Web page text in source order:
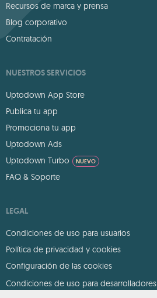
Recursos de marca y prensa
Blog corporativo
Contratación
NUESTROS SERVICIOS
Uptodown App Store
Publica tu app
Promociona tu app
Uptodown Ads
Uptodown Turbo
NUEVO
FAQ & Soporte
LEGAL
Condiciones de uso para usuarios
Política de privacidad y cookies
Configuración de las cookies
Condiciones de uso para desarrolladores